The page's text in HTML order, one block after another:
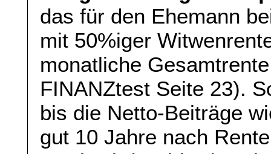
das für den Ehemann
mit 50%iger
monatliche
FINANZtest Seite 23).
bis die Netto-Beiträge
gut 10 Jahre nach